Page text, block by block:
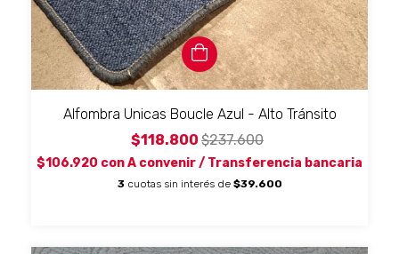
Alfombra Unicas Boucle Azul - Alto Tránsito
$118.800 $237.600
$106.920 conA convenir / Transferencia bancaria
3 cuotas sin interés de $39.600